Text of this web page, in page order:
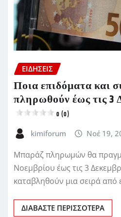
ΕΙΔΗΣΕΙΣ
Ποια επιδόματα και
πληρωθούν έως τις 3
0 (0)
kimiforum Νοέ 19,
Μπαράζ πληρωμών θα
Νοεμβρίου έως τις 3
καταβληθούν μια σειρά
ΔΙΑΒΆΣΤΕ ΠΕΡΙΣΣΌΤΕΡΑ